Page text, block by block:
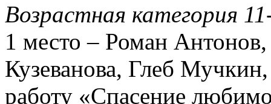
Возрастная категория
1 место – Роман
Кузеванова, Глеб
работу «Спасение